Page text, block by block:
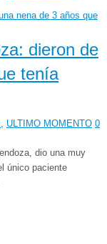
dieron de
tenía
, ULTIMO MOMENTO 0
dio una muy
único paciente